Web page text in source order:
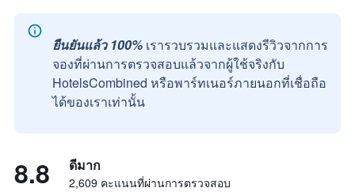
ยืนยันแล้ว 100% เรารวบรวมและแสดงรีวิวจากการ
จองที่ผ่านการตรวจสอบแล้วจากผู้ใช้จริงกับ
HotelsCombined หรือพาร์ทเนอร์ภายนอกที่เชื่อถือ
ได้ของเราเท่านั้น
8.8 ดีมาก
2,609 คะแนนที่ผ่านการตรวจสอบ